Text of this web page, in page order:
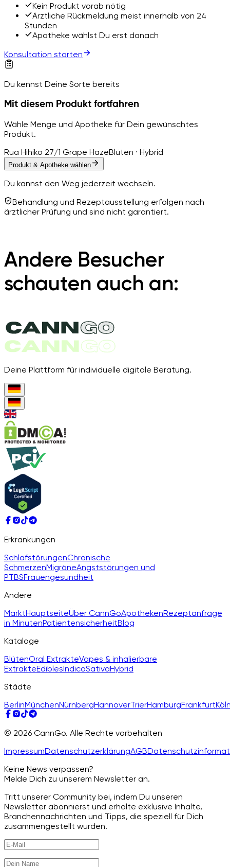
Kein Produkt vorab nötig
Ärztliche Rückmeldung meist innerhalb von 24
Stunden
Apotheke wählst Du erst danach
Konsultation starten
Du kennst Deine Sorte bereits
Mit diesem Produkt fortfahren
Wähle Menge und Apotheke für Dein gewünschtes
Produkt.
Rua Hihiko 27/1 Grape HazeBlüten · Hybrid
Produkt & Apotheke wählen
Du kannst den Weg jederzeit wechseln.
Behandlung und Rezeptausstellung erfolgen nach
ärztlicher Prüfung und sind nicht garantiert.
Andere Besucher
schauten auch an:
Deine Plattform für individuelle digitale Beratung.
Erkrankungen
SchlafstörungenChronische
SchmerzenMigräneAngststörungen und
PTBSFrauengesundheit
Andere
MarktHauptseiteÜber CannGoApothekenRezeptanfrage
in MinutenPatientensicherheitBlog
Kataloge
BlütenOral ExtrakteVapes & inhalierbare
ExtrakteEdiblesIndicaSativaHybrid
Städte
BerlinMünchenNürnbergHannoverTrierHamburgFrankfurt
© 2026 CannGo. Alle Rechte vorbehalten
ImpressumDatenschutzerklärungAGB
Keine News verpassen?
Melde Dich zu unserem Newsletter an.
Tritt unserer Community bei, indem Du unseren
Newsletter abonnierst und erhalte exklusive Inhalte,
Branchennachrichten und Tipps, die speziell für Dich
zusammengestellt wurden.